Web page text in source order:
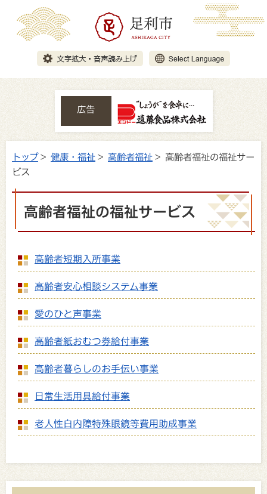
広告
トップ> 健康・福祉 > 高齢者福祉 > 高齢者福祉の福祉サー
ビス
高齢者福祉の福祉サービス
高齢者短期入所事業
高齢者安心相談システム事業
愛のひと声事業
高齢者紙おむつ券給付事業
高齢者暮らしのお手伝い事業
日常生活用具給付事業
老人性白内障特殊眼鏡等費用助成事業